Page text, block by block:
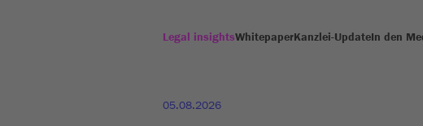
Legal insightsWhitepaperKanzlei-UpdateIn den
05.08.2026